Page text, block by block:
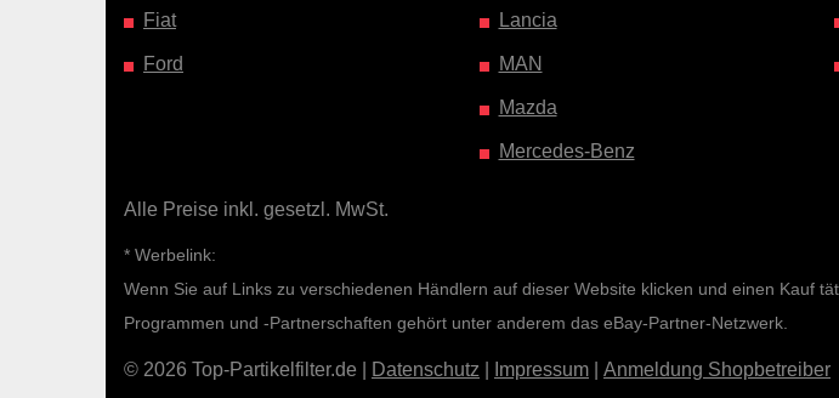
Fiat
Ford
Lancia
MAN
Mazda
Mercedes-Benz
Alle Preise inkl. gesetzl. MwSt.
* Werbelink:
Wenn Sie auf Links zu verschiedenen Händlern auf dieser Website klicken und einen Kauf
Programmen und -Partnerschaften gehört unter anderem das eBay-Partner-Netzwerk.
© 2026 Top-Partikelfilter.de | Datenschutz Impressum Anmeldung Shopbetreiber